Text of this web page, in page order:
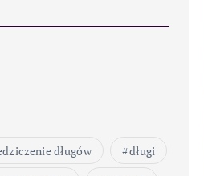
długów
długi